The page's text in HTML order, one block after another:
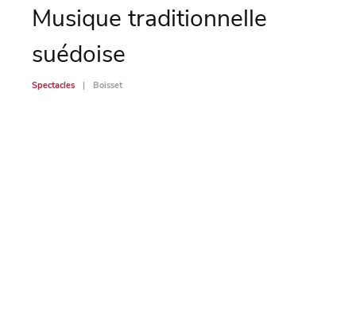
Musique traditionnelle
suédoise
Spectacles Boisset